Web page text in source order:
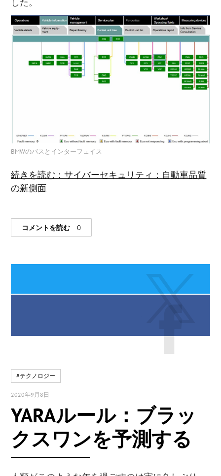
BMWのバスとインターフェイス
続きを読む：サイバーセキュリティ：自動車品質
の新側面
コメントを読む 0
#テクノロジー
2020年9月8日
YARAルール：ブラッ
クスワンを予測する